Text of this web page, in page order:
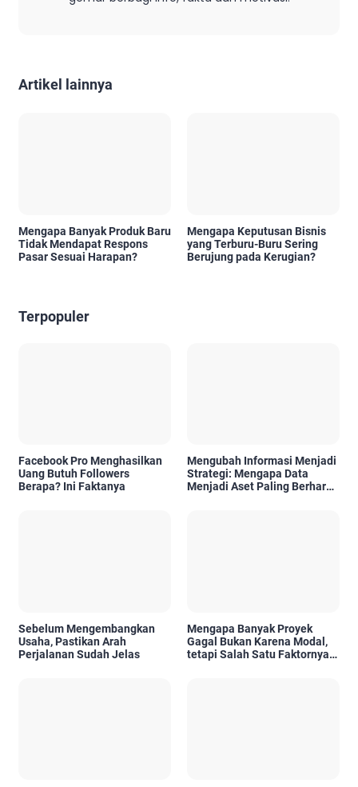
Artikel lainnya
Mengapa Banyak Produk Baru
Tidak Mendapat Respons
Pasar Sesuai Harapan?
Mengapa Keputusan Bisnis
yang Terburu-Buru Sering
Berujung pada Kerugian?
Terpopuler
Facebook Pro Menghasilkan
Uang Butuh Followers
Berapa? Ini Faktanya
Mengubah Informasi Menjadi
Strategi: Mengapa Data
Menjadi Aset Paling Berharga
Sebelum Mengembangkan
Usaha, Pastikan Arah
Perjalanan Sudah Jelas
Mengapa Banyak Proyek
Gagal Bukan Karena Modal,
tetapi Salah Satu Faktornya